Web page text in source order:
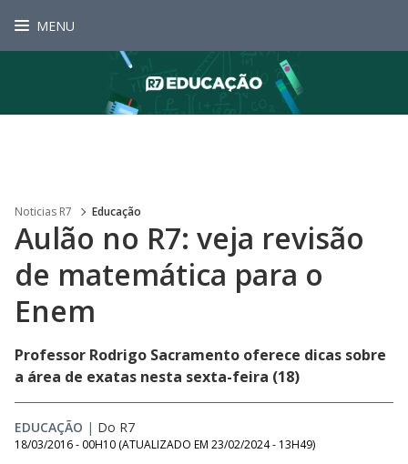
MENU
Noticias R7 Educação
Aulão no R7: veja revisão
de matemática para o
Enem
Professor Rodrigo Sacramento oferece dicas sobre
a área de exatas nesta sexta-feira (18)
EDUCAÇÃO | Do R7
18/03/2016 - 00H10 (ATUALIZADO EM 23/02/2024 - 13H49)